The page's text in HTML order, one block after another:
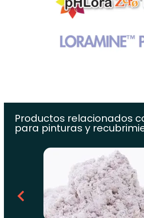
Productos relacionados
para pinturas y